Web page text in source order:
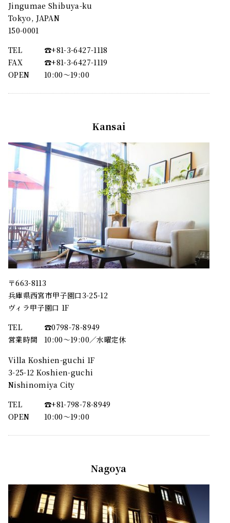
Jingumae Shibuya-ku
Tokyo, JAPAN
150-0001
TEL
☎︎+81-3-6427-1118
FAX
☎︎+81-3-6427-1119
OPEN
10:00〜19:00
Kansai
〒663-8113
兵庫県西宮市甲子園口3-25-12
ヴィラ甲子園口 1F
TEL
☎︎0798-78-8949
営業時間
10:00～19:00／水曜定休
Villa Koshien-guchi 1F
3-25-12 Koshien-guchi
Nishinomiya City
TEL
☎︎+81-798-78-8949
OPEN
10:00〜19:00
Nagoya